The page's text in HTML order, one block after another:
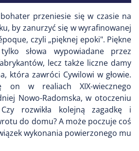
przeniesie się w czasie na
by zanurzyć się w wyrafinowanej
czyli „pięknej epoki". Piękne
słowa wypowiadane przez
lecz także liczne damy
która zawróci Cywilowi w głowie.
on w realiach XIX-wiecznego
Nowo-Radomska, w otoczeniu
rozwikła kolejną zagadkę i
do domu? A może poczuje coś
wykonania powierzonego mu